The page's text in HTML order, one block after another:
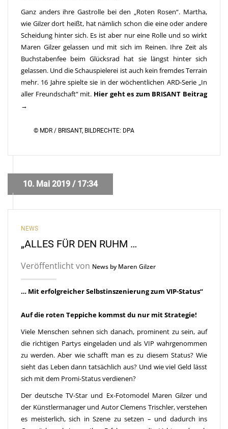
Ganz anders ihre Gastrolle bei den „Roten Rosen“. Martha,
wie Gilzer dort heißt, hat nämlich schon die eine oder andere
Scheidung hinter sich. Es ist aber nur eine Rolle und so wirkt
Maren Gilzer gelassen und mit sich im Reinen. Ihre Zeit als
Buchstabenfee beim Glücksrad hat sie längst hinter sich
gelassen. Und die Schauspielerei ist auch kein fremdes Terrain
mehr. 16 Jahre spielte sie in der wöchentlichen ARD-Serie „In
aller Freundschaft“ mit. Hier geht es zum BRISANT Beitrag
→
© MDR / BRISANT, BILDRECHTE: DPA
NEWS
„ALLES FÜR DEN RUHM …
Veröffentlicht von News by Maren Gilzer
… Mit erfolgreicher Selbstinszenierung zum VIP-Status“
Auf die roten Teppiche kommst du nur mit Strategie!
Viele Menschen sehnen sich danach, prominent zu sein, auf
die richtigen Partys eingeladen und als VIP wahrgenommen
zu werden. Aber wie schafft man es zu diesem Status? Wie
sieht das Leben dann tatsächlich aus? Und wie viel Geld lässt
sich mit dem Promi-Status verdienen?
Der deutsche TV-Star und Ex-Fotomodel Maren Gilzer und
der Künstlermanager und Autor Clemens Trischler, verstehen
es meisterlich, sich in Szene zu setzen – und dadurch ins
10. Mai 2019 / 17:34